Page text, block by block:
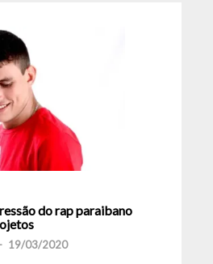
do rap paraibano
- 19/03/2020